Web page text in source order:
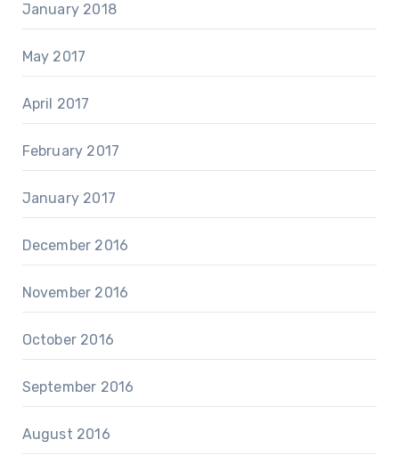
January 2018
May 2017
April 2017
February 2017
January 2017
December 2016
November 2016
October 2016
September 2016
August 2016